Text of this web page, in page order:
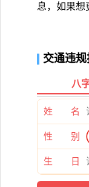
息，如果想
交通违
八
姓 名
性 别
生 日